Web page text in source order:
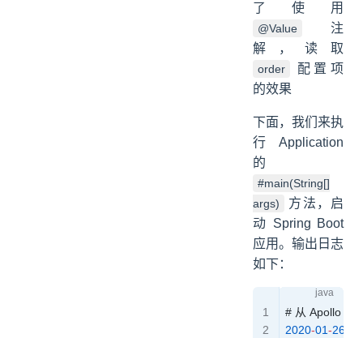
了使用
@Value
注
解，读取
order
配置项
的效果
下面，我们来执
行 Application
的
#main(String[]
args)
方法，启
动 Spring Boot
应用。输出日志
如下：
# 从 Apollo 中
2020-01-26